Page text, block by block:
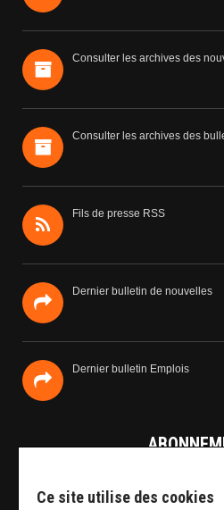
Consulter les archives des
Consulter les archives des
Fils de presse RSS
Dernier bulletin de nouvelles
Dernier bulletin Emplois
Information sur l'abonnement
Ce site utilise des cookies